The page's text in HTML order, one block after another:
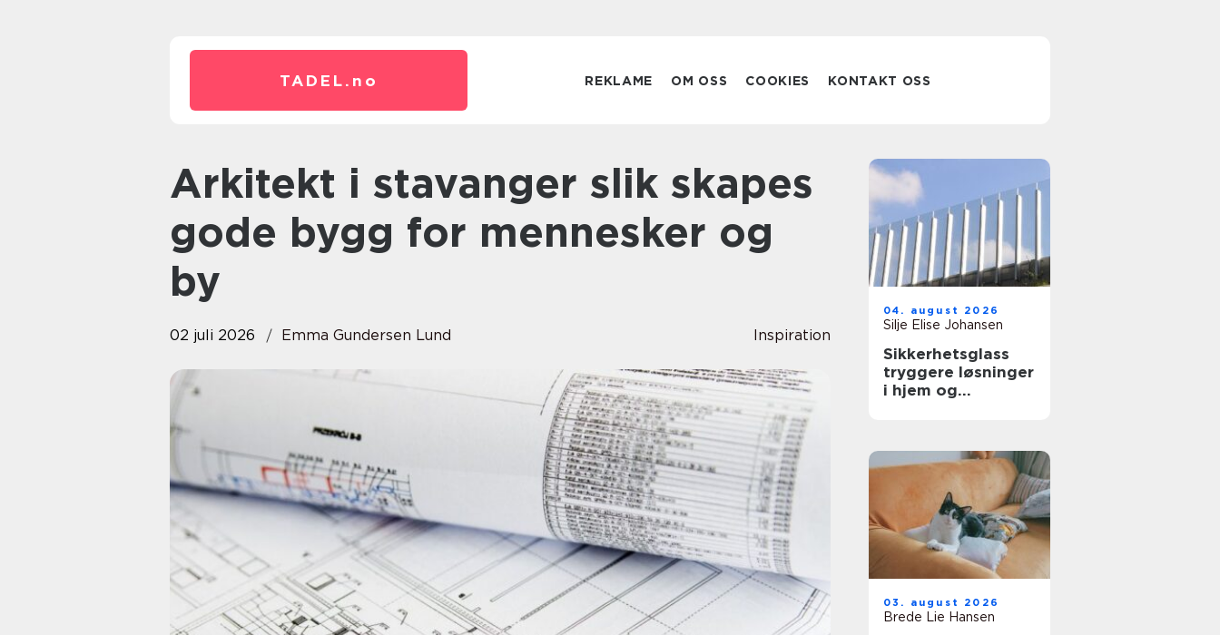
TADEL. no REKLAME OM OSS COOKIES KONTAKT OSS
Arkitekt i stavanger slik skapes
gode bygg for mennesker og
by
02 juli 2026 Emma Gundersen Lund Inspiration
04. august 2026
Silje Elise Johansen
Sikkerhetsglass
tryggere løsninger
i hjem og
03. august 2026
Brede Lie Hansen